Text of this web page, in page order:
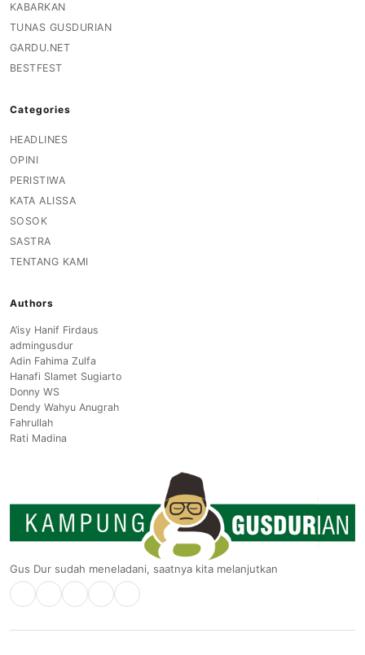
KABARKAN
TUNAS GUSDURIAN
GARDU.NET
BESTFEST
Categories
HEADLINES
OPINI
PERISTIWA
KATA ALISSA
SOSOK
SASTRA
TENTANG KAMI
Authors
A’isy Hanif Firdaus
admingusdur
Adin Fahima Zulfa
Hanafi Slamet Sugiarto
Donny WS
Dendy Wahyu Anugrah
Fahrullah
Rati Madina
Gus Dur sudah meneladani, saatnya kita melanjutkan